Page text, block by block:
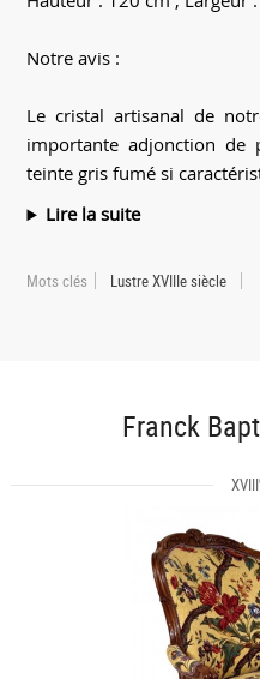
Notre avis :
Le cristal artisanal de
importante adjonction de
teinte gris fumé si
Lire la suite
Mots clés Lustre XVIIIe siècle
Franck
XVIII